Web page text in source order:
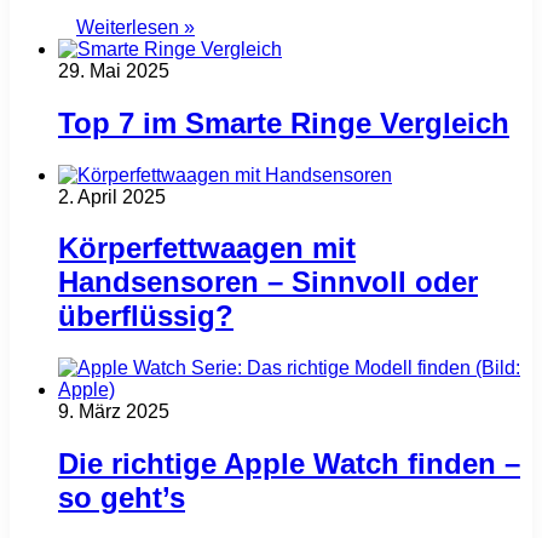
Weiterlesen »
29. Mai 2025
Top 7 im Smarte Ringe Vergleich
2. April 2025
Körperfettwaagen mit
Handsensoren – Sinnvoll oder
überflüssig?
9. März 2025
Die richtige Apple Watch finden –
so geht’s